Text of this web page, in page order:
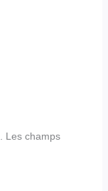
Les champs